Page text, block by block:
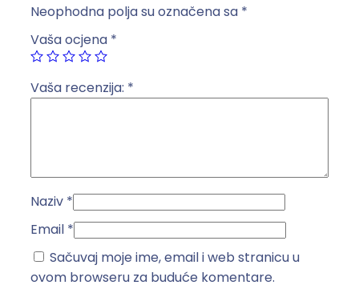
.
1
k
o
a
Neophodna polja su označena sa *
Vaša ocjena *
Vaša recenzija: *
Naziv *
Email *
Sačuvaj moje ime, email i web stranicu u
ovom browseru za buduće komentare.